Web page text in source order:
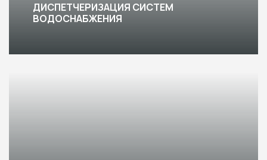
ДИСПЕТЧЕРИЗАЦИЯ СИСТЕМ
ВОДОСНАБЖЕНИЯ